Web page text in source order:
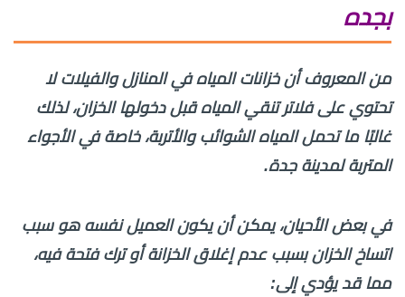
بجده
من المعروف أن خزانات المياه في المنازل والفيلات لا
تحتوي على فلاتر تنقي المياه قبل دخولها الخزان، لذلك
غالبًا ما تحمل المياه الشوائب والأتربة، خاصة في الأجواء
المتربة لمدينة جدة.
في بعض الأحيان، يمكن أن يكون العميل نفسه هو سبب
اتساخ الخزان بسبب عدم إغلاق الخزانة أو ترك فتحة فيه،
مما قد يؤدي إلى: